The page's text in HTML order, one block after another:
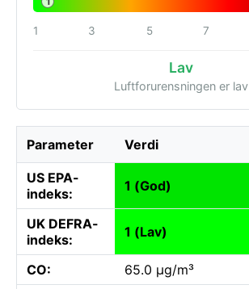
1 3 5 7
Lav
Luftforurensningen er lav
Parameter Verdi
US EPA-
indeks:
1 (God)
UK DEFRA-
indeks:
1 (Lav)
CO:
65.0 µg/m³